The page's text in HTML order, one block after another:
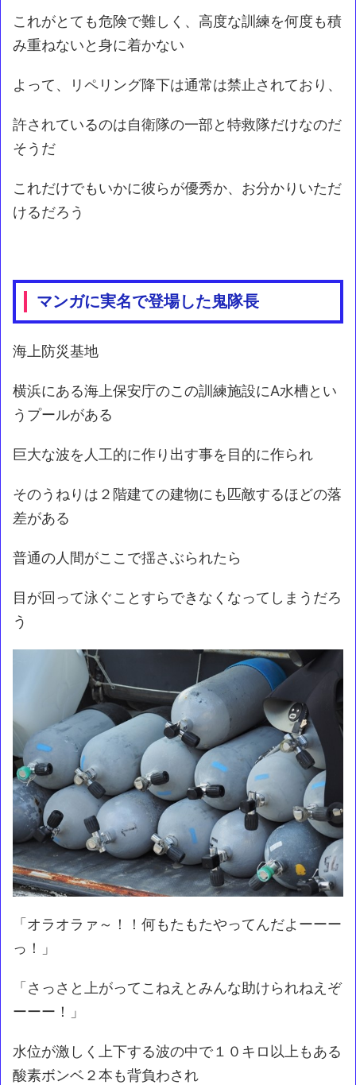
これがとても危険で難しく、高度な訓練を何度も積
み重ねないと身に着かない
よって、リペリング降下は通常は禁止されており、
許されているのは自衛隊の一部と特救隊だけなのだ
そうだ
これだけでもいかに彼らが優秀か、お分かりいただ
けるだろう
マンガに実名で登場した鬼隊長
海上防災基地
横浜にある海上保安庁のこの訓練施設にA水槽とい
うプールがある
巨大な波を人工的に作り出す事を目的に作られ
そのうねりは２階建ての建物にも匹敵するほどの落
差がある
普通の人間がここで揺さぶられたら
目が回って泳ぐことすらできなくなってしまうだろ
う
「オラオラァ～！！何もたもたやってんだよーーー
っ！」
「さっさと上がってこねえとみんな助けられねえぞ
ーーー！」
水位が激しく上下する波の中で１０キロ以上もある
酸素ボンベ２本も背負わされ